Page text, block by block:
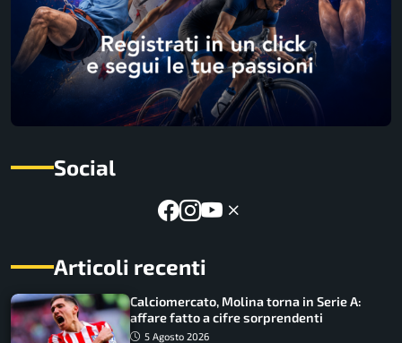
Social
Articoli recenti
Calciomercato, Molina torna in Serie A:
affare fatto a cifre sorprendenti
5 Agosto 2026